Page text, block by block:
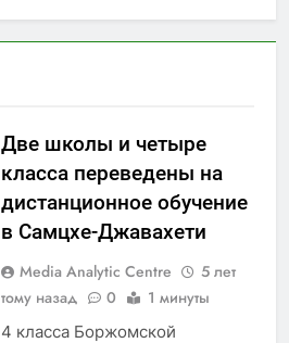
Две школы и четыре
класса переведены на
дистанционное обучение
в Самцхе-Джавахети
Media Analytic Centre
5 лет
тому назад
0 1 минуты
4 класса Боржомской